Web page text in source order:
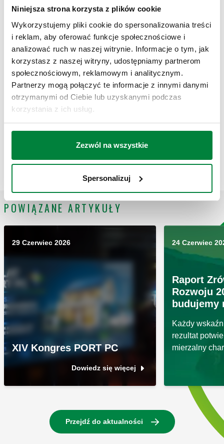
Niniejsza strona korzysta z plików cookie
Wykorzystujemy pliki cookie do spersonalizowania treści
i reklam, aby oferować funkcje społecznościowe i
analizować ruch w naszej witrynie. Informacje o tym, jak
korzystasz z naszej witryny, udostępniamy partnerom
społecznościowym, reklamowym i analitycznym.
Partnerzy mogą połączyć te informacje z innymi danymi
otrzymanymi od Ciebie lub uzyskanymi podczas
korzystania z ich usług.
Zezwól na wszystkie
Spersonalizuj
Karta techniczna - Dirtmagslim®
POWIĄZANE ARTYKUŁY
29 Czerwiec 2026
XIV Kongres PORT PC
Dowiedz się więcej
24 Czerwiec
Raport
Rozwoju
budujemy
Każdy
rezultat
mierzalny
Przejdź do aktualności